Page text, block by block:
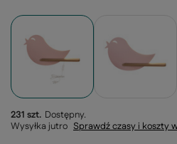
231 szt. Dostępny
Wysyłka jutro Sprawdź czasy i koszty